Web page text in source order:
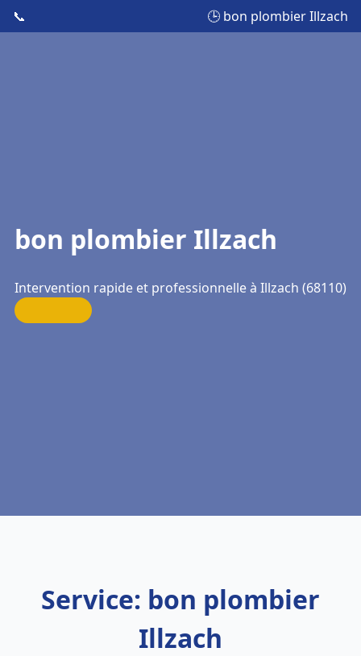
📞 🕒 bon plombier Illzach
bon plombier Illzach
Intervention rapide et professionnelle à Illzach (68110)
Service: bon plombier
Illzach